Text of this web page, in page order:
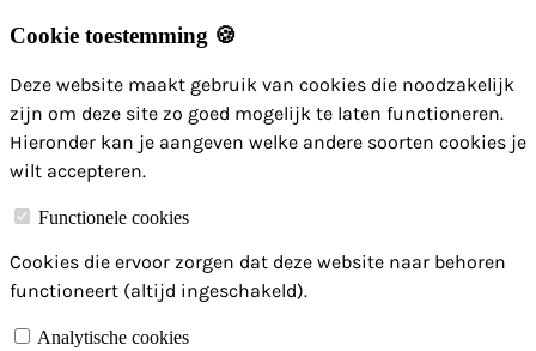
Cookie toestemming 🍪
Deze website maakt gebruik van cookies die noodzakelijk
zijn om deze site zo goed mogelijk te laten functioneren.
Hieronder kan je aangeven welke andere soorten cookies je
wilt accepteren.
Functionele cookies
Cookies die ervoor zorgen dat deze website naar behoren
functioneert (altijd ingeschakeld).
Analytische cookies